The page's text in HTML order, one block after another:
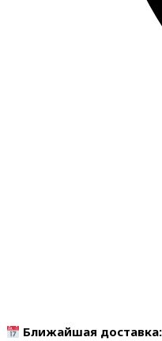
Ближайшая доставка: